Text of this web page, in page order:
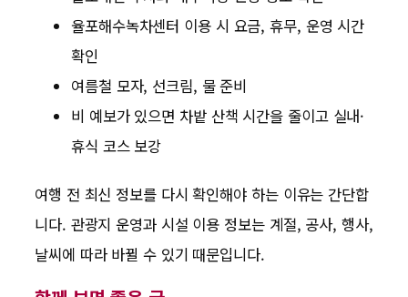
율포해수녹차센터 이용 시 요금, 휴무, 운영 시간
확인
여름철 모자, 선크림, 물 준비
비 예보가 있으면 차밭 산책 시간을 줄이고 실내·
휴식 코스 보강
여행 전 최신 정보를 다시 확인해야 하는 이유는 간단합
니다. 관광지 운영과 시설 이용 정보는 계절, 공사, 행사,
날씨에 따라 바뀔 수 있기 때문입니다.